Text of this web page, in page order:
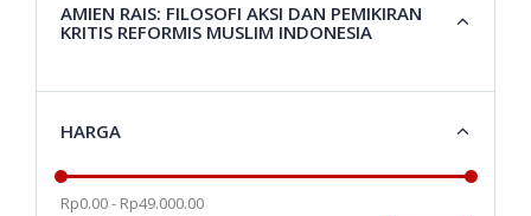
AMIEN RAIS: FILOSOFI AKSI DAN PEMIKIRAN
KRITIS REFORMIS MUSLIM INDONESIA
HARGA
Rp0.00 - Rp49.000.00